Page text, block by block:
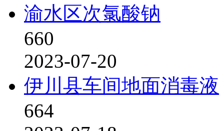
渝水区次氯酸钠
660
2023-07-20
伊川县车间地面消毒液
664